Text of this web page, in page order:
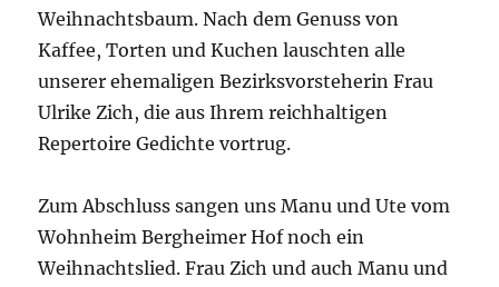
Weihnachtsbaum. Nach dem Genuss von
Kaffee, Torten und Kuchen lauschten alle
unserer ehemaligen Bezirksvorsteherin Frau
Ulrike Zich, die aus Ihrem reichhaltigen
Repertoire Gedichte vortrug.
Zum Abschluss sangen uns Manu und Ute vom
Wohnheim Bergheimer Hof noch ein
Weihnachtslied. Frau Zich und auch Manu und